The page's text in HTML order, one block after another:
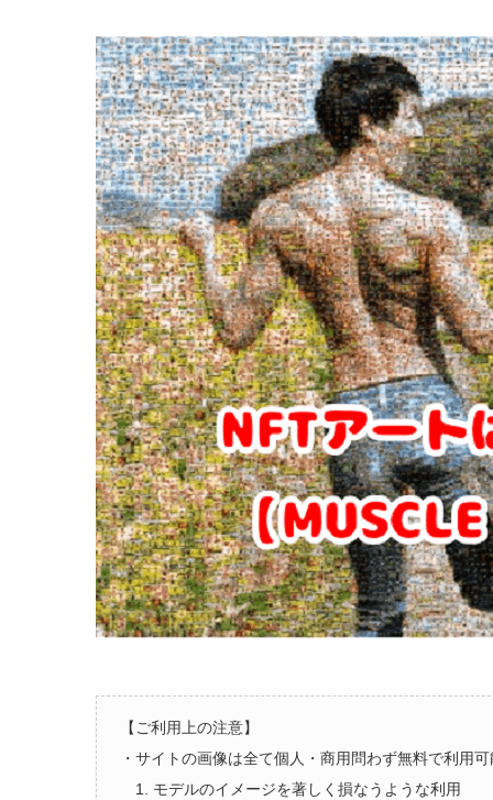
【ご利用上の注意】
・サイトの画像は全て個人・商用問わず無料で利用
1. モデルのイメージを著しく損なうような利用